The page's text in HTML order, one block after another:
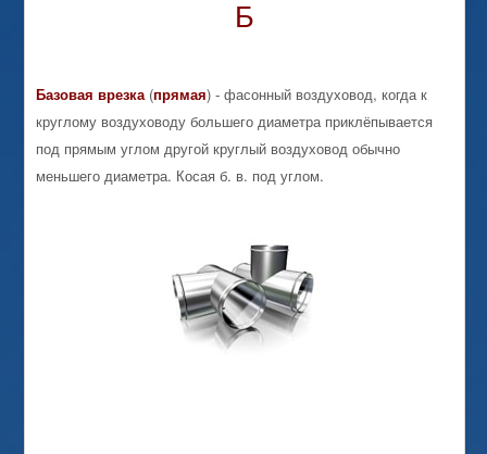
Б
Базовая врезка(прямая) - фасонный воздуховод, когда к
круглому воздуховоду большего диаметра приклёпывается
под прямым углом другой круглый воздуховод обычно
меньшего диаметра. Косая б. в. под углом.